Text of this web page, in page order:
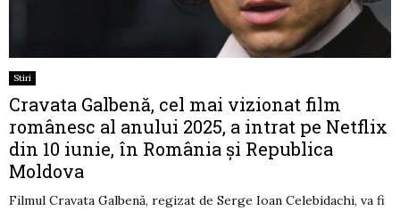
Stiri
Cravata Galbenă, cel mai vizionat film
românesc al anului 2025, a intrat pe Netflix
din 10 iunie, în România și Republica
Moldova
Filmul Cravata Galbenă, regizat de Serge Ioan Celebidachi, va fi